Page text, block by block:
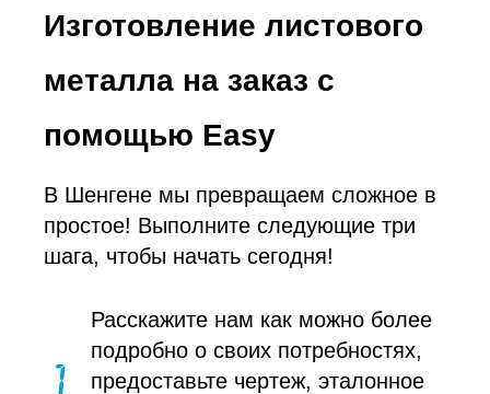
Изготовление листового
металла на заказ с
помощью Easy
В Шенгене мы превращаем сложное в
простое! Выполните следующие три
шага, чтобы начать сегодня!
Расскажите нам как можно более
подробно о своих потребностях,
предоставьте чертеж, эталонное